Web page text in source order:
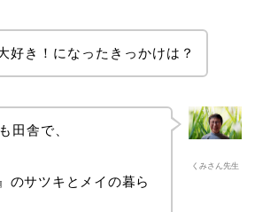
好き！になったきっかけは？
くみさん先生
田舎で、
のサツキとメイの暮ら